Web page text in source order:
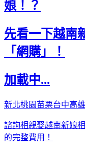
娘！？
先看一下越南
「網購」！
加載中...
新北桃園苗栗台中高
諮詢相親娶越南新娘
的完整費用！